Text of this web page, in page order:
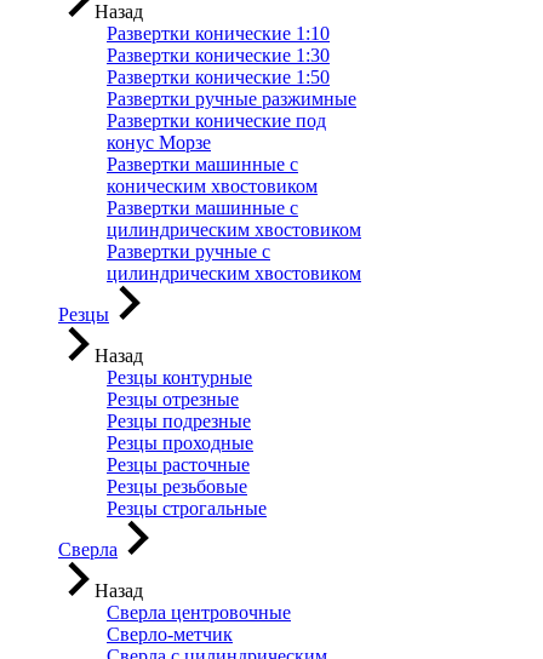
Назад
Развертки конические 1:10
Развертки конические 1:30
Развертки конические 1:50
Развертки ручные разжимные
Развертки конические под
конус Морзе
Развертки машинные с
коническим хвостовиком
Развертки машинные с
цилиндрическим хвостовиком
Развертки ручные с
цилиндрическим хвостовиком
Резцы
Назад
Резцы контурные
Резцы отрезные
Резцы подрезные
Резцы проходные
Резцы расточные
Резцы резьбовые
Резцы строгальные
Сверла
Назад
Сверла центровочные
Сверло-метчик